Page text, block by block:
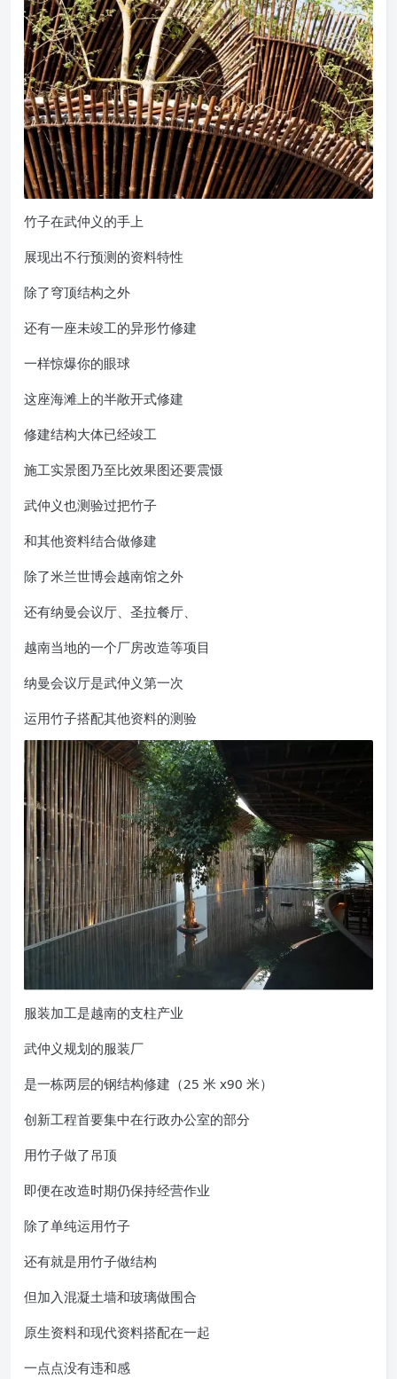
竹子在武仲义的手上
展现出不行预测的资料特性
除了穹顶结构之外
还有一座未竣工的异形竹修建
一样惊爆你的眼球
这座海滩上的半敞开式修建
修建结构大体已经竣工
施工实景图乃至比效果图还要震慑
武仲义也测验过把竹子
和其他资料结合做修建
除了米兰世博会越南馆之外
还有纳曼会议厅、圣拉餐厅、
越南当地的一个厂房改造等项目
纳曼会议厅是武仲义第一次
运用竹子搭配其他资料的测验
服装加工是越南的支柱产业
武仲义规划的服装厂
是一栋两层的钢结构修建（25 米 x90 米）
创新工程首要集中在行政办公室的部分
用竹子做了吊顶
即便在改造时期仍保持经营作业
除了单纯运用竹子
还有就是用竹子做结构
但加入混凝土墙和玻璃做围合
原生资料和现代资料搭配在一起
一点点没有违和感